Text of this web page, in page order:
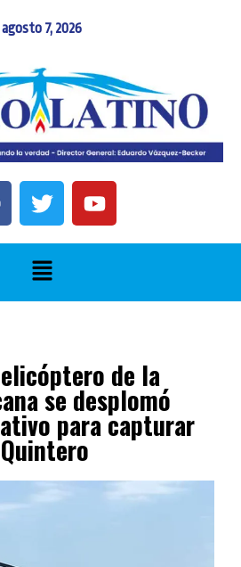
agosto 7, 2026
de la
se desplomó
para capturar